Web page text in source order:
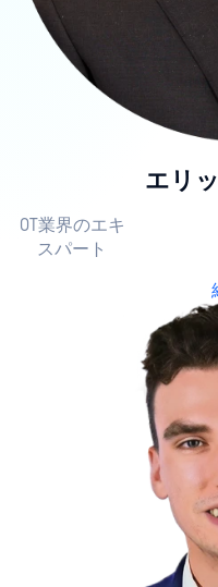
エリ
OT業界のエキ
スパート